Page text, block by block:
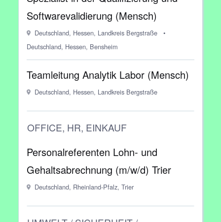
Softwarevalidierung (Mensch)
Deutschland, Hessen, Landkreis Bergstraße
•
Deutschland, Hessen, Bensheim
Teamleitung Analytik Labor (Mensch)
Deutschland, Hessen, Landkreis Bergstraße
OFFICE, HR, EINKAUF
Personalreferenten Lohn- und
Gehaltsabrechnung (m/w/d) Trier
Deutschland, Rheinland-Pfalz, Trier